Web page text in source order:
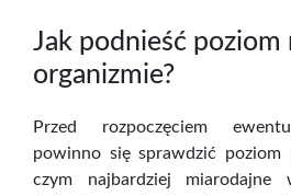
Jak podnieść poziom
organizmie?
Przed rozpoczęciem
powinno się sprawdzić
czym najbardziej miarodajne